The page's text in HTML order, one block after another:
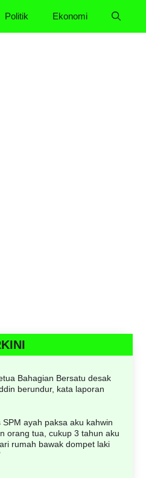
Politik Ekonomi
Bahagian Bersatu desak
berundur, kata laporan
SPM ayah paksa aku kahwin
orang tua, cukup 3 tahun aku
rumah bawak dompet laki